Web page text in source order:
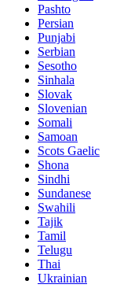
Pashto
Persian
Punjabi
Serbian
Sesotho
Sinhala
Slovak
Slovenian
Somali
Samoan
Scots Gaelic
Shona
Sindhi
Sundanese
Swahili
Tajik
Tamil
Telugu
Thai
Ukrainian